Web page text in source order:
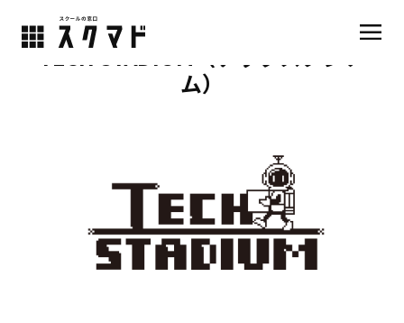
TECH STADIUM（テックスタジア
ム）